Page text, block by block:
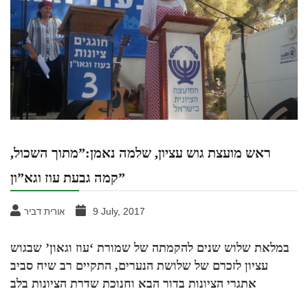
ראש מועצת גוש עציון, שלמה נאמן:”מתוך השכול,
קמה גבעת עוז וגא”ון”
אורית דביר 9 July, 2017
במלאת שלוש שנים להקמתה של שמורת ‘עוז וגאון’ שבגוש
עציון לזכרם של שלושת הנערים, התקיים רב שיח סביב
אתגרי הציונות בדור הבא וחנוכת שדרת הציונות בלב